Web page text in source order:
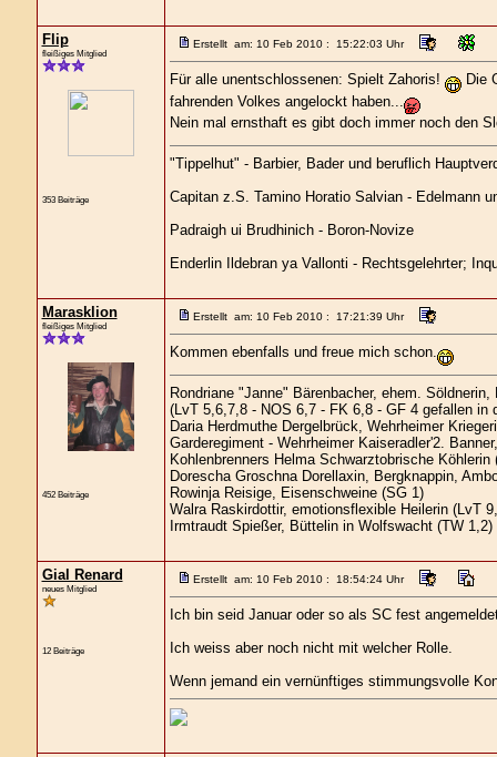
Flip
fleißiges Mitglied
353 Beiträge
Erstellt am: 10 Feb 2010 : 15:22:03 Uhr
Für alle unentschlossenen: Spielt Zahoris!
Die
fahrenden Volkes angelockt haben...
Nein mal ernsthaft es gibt doch immer noch den
"Tippelhut" - Barbier, Bader und beruflich
Capitan z.S. Tamino Horatio Salvian - Edelmann
Padraigh ui Brudhinich - Boron-Novize
Enderlin Ildebran ya Vallonti - Rechtsgelehrter;
Marasklion
fleißiges Mitglied
452 Beiträge
Erstellt am: 10 Feb 2010 : 17:21:39 Uhr
Kommen ebenfalls und freue mich schon.
Rondriane "Janne" Bärenbacher, ehem.
(LvT 5,6,7,8 - NOS 6,7 - FK 6,8 - GF 4 gefallen in
Daria Herdmuthe Dergelbrück, Wehrheimer
Garderegiment - Wehrheimer Kaiseradler'2.
Kohlenbrenners Helma Schwarztobrische Köhlerin
Dorescha Groschna Dorellaxin, Bergknappin,
Rowinja Reisige, Eisenschweine (SG 1)
Walra Raskirdottir, emotionsflexible Heilerin (LvT
Irmtraudt Spießer, Büttelin in Wolfswacht (TW 1,2)
Gial Renard
neues Mitglied
12 Beiträge
Erstellt am: 10 Feb 2010 : 18:54:24 Uhr
Ich bin seid Januar oder so als SC fest
Ich weiss aber noch nicht mit welcher Rolle.
Wenn jemand ein vernünftiges stimmungsvolle